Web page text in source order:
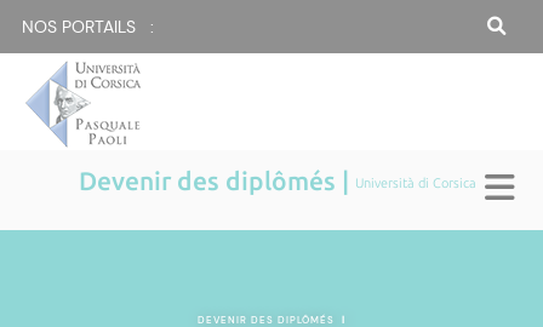
NOS PORTAILS :
Devenir des diplômés | Università di Corsica
DEVENIR DES DIPLÔMÉS |